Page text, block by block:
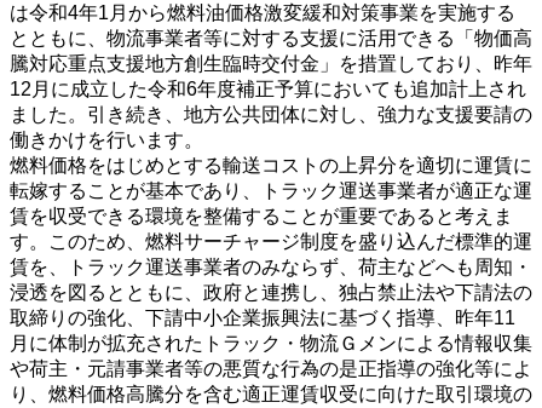
は令和4年1月から燃料油価格激変緩和対策事業を実施する
とともに、物流事業者等に対する支援に活用できる「物価高
騰対応重点支援地方創生臨時交付金」を措置しており、昨年
12月に成立した令和6年度補正予算においても追加計上され
ました。引き続き、地方公共団体に対し、強力な支援要請の
働きかけを行います。
燃料価格をはじめとする輸送コストの上昇分を適切に運賃に
転嫁することが基本であり、トラック運送事業者が適正な運
賃を収受できる環境を整備することが重要であると考えま
す。このため、燃料サーチャージ制度を盛り込んだ標準的運
賃を、トラック運送事業者のみならず、荷主などへも周知・
浸透を図るとともに、政府と連携し、独占禁止法や下請法の
取締りの強化、下請中小企業振興法に基づく指導、昨年11
月に体制が拡充されたトラック・物流Ｇメンによる情報収集
や荷主・元請事業者等の悪質な行為の是正指導の強化等によ
り、燃料価格高騰分を含む適正運賃収受に向けた取引環境の